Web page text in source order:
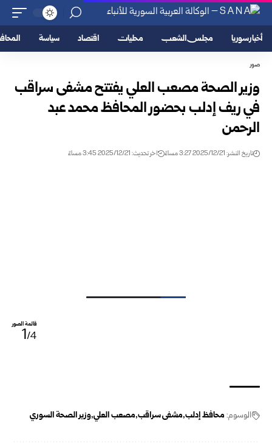
أخبار سوريا مجلس الشعب محليات اقتصاد سياسة
صور
وزير الصحة مصعب العلي يفتتح مشفى سراقب
في ريف إدلب بحضور المحافظ محمد عبد
الرحمن
تاريخ النشر: 2025/12/21 3:27 مساءً اخر تحديث: 2025/12/21 3:45 مساءً
قائمة الصور
1/4
الوسوم: محافظ إدلب مشفى سراقب مصعب العلي وزير الصحة السوري